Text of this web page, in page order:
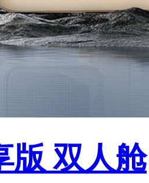
版 双人舱